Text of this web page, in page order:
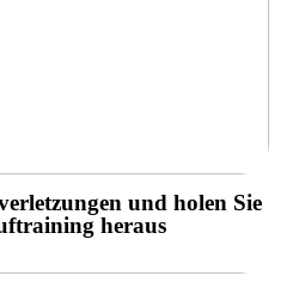
und holen Sie
heraus